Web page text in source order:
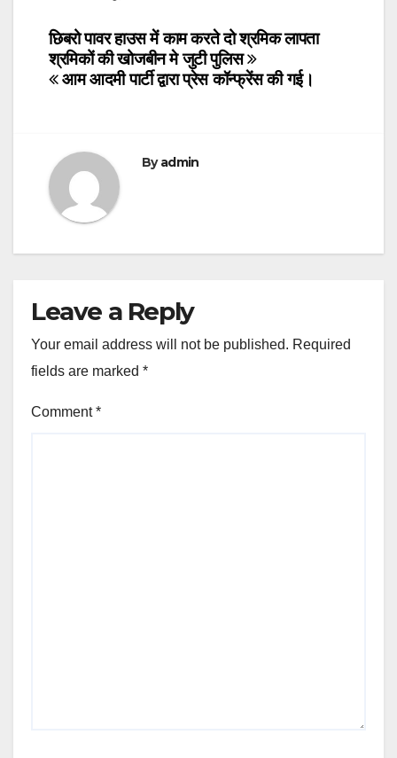
Post
navigation
छिबरो पावर हाउस में काम करते दो श्रमिक लापता
श्रमिकों की खोजबीन मे जुटी पुलिस
आम आदमी पार्टी द्वारा प्रेस कॉन्फ्रेंस की गई।
Byadmin
Leave a Reply
Your email address will not be published. Required
fields are marked *
Comment*